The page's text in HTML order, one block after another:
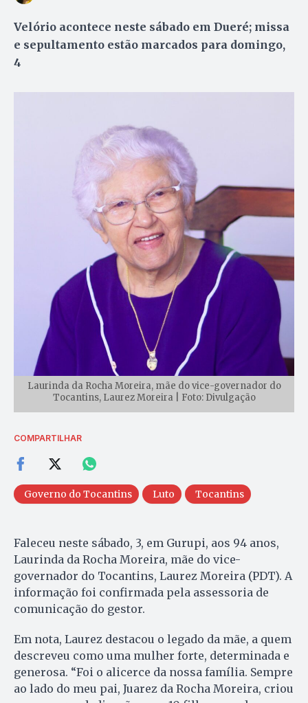
Velório acontece neste sábado em Dueré; missa
e sepultamento estão marcados para domingo,
4
Laurinda da Rocha Moreira, mãe do vice-governador do
Tocantins, Laurez Moreira | Foto: Divulgação
COMPARTILHAR
Governo do Tocantins Luto Tocantins
Faleceu neste sábado, 3, em Gurupi, aos 94 anos,
Laurinda da Rocha Moreira, mãe do vice-
governador do Tocantins, Laurez Moreira (PDT). A
informação foi confirmada pela assessoria de
comunicação do gestor.
Em nota, Laurez destacou o legado da mãe, a quem
descreveu como uma mulher forte, determinada e
generosa. “Foi o alicerce da nossa família. Sempre
ao lado do meu pai, Juarez da Rocha Moreira, criou